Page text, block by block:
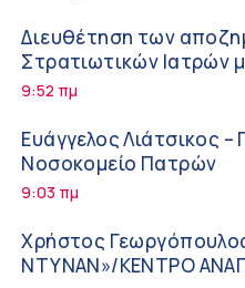
Διευθέτηση των
Στρατιωτικών Ιατρών
ΙΣΑ
9:52 πμ
Ευάγγελος Λιάτσικος –
Νοσοκομείο Πατρών
9:03 πμ
Χρήστος
ΝΤΥΝΑΝ»/ΚΕΝΤΡΟ